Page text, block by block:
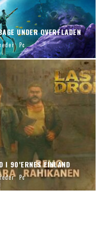
UNDER OVERFLADEN
Pc
I 90’ERNES FINLAND
Pc